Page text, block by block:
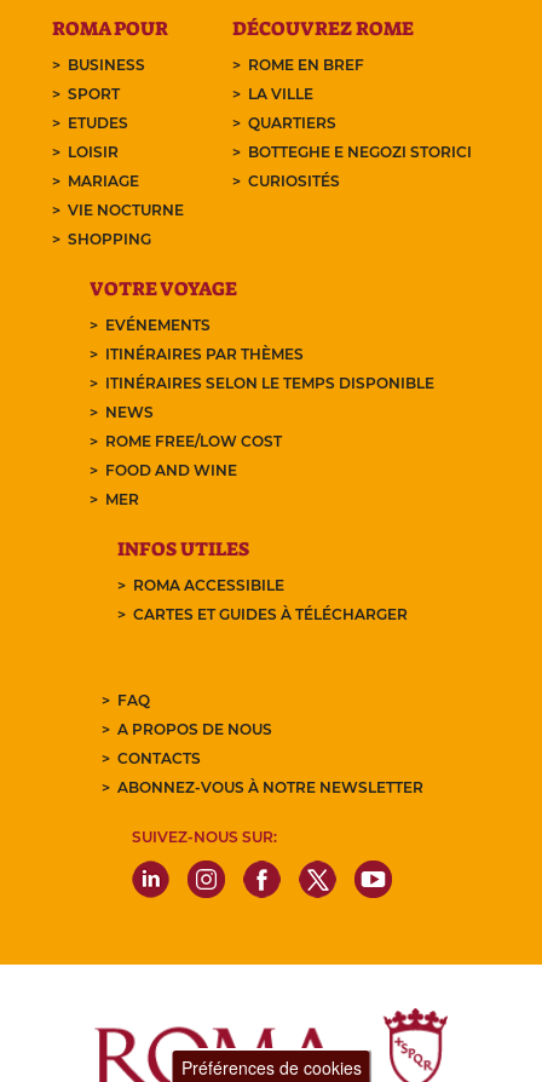
ROMA POUR
BUSINESS
SPORT
ETUDES
LOISIR
MARIAGE
VIE NOCTURNE
SHOPPING
DÉCOUVREZ ROME
ROME EN BREF
LA VILLE
QUARTIERS
BOTTEGHE E NEGOZI STORICI
CURIOSITÉS
VOTRE VOYAGE
EVÉNEMENTS
ITINÉRAIRES PAR THÈMES
ITINÉRAIRES SELON LE TEMPS DISPONIBLE
NEWS
ROME FREE/LOW COST
FOOD AND WINE
MER
INFOS UTILES
ROMA ACCESSIBILE
CARTES ET GUIDES À TÉLÉCHARGER
FAQ
A PROPOS DE NOUS
CONTACTS
ABONNEZ-VOUS À NOTRE NEWSLETTER
SUIVEZ-NOUS SUR:
Préférences de cookies